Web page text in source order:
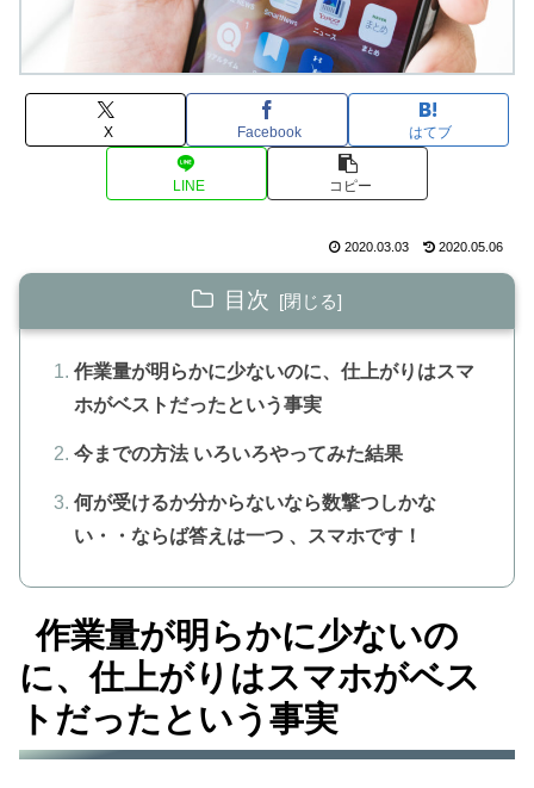
X Facebook はてブ
LINE コピー
2020.03.03 2020.05.06
目次
作業量が明らかに少ないのに、仕上がりはスマ
ホがベストだったという事実
今までの方法 いろいろやってみた結果
何が受けるか分からないなら数撃つしかな
い・・ならば答えは一つ 、スマホです！
作業量が明らかに少ないの
に、仕上がりはスマホがベス
トだったという事実